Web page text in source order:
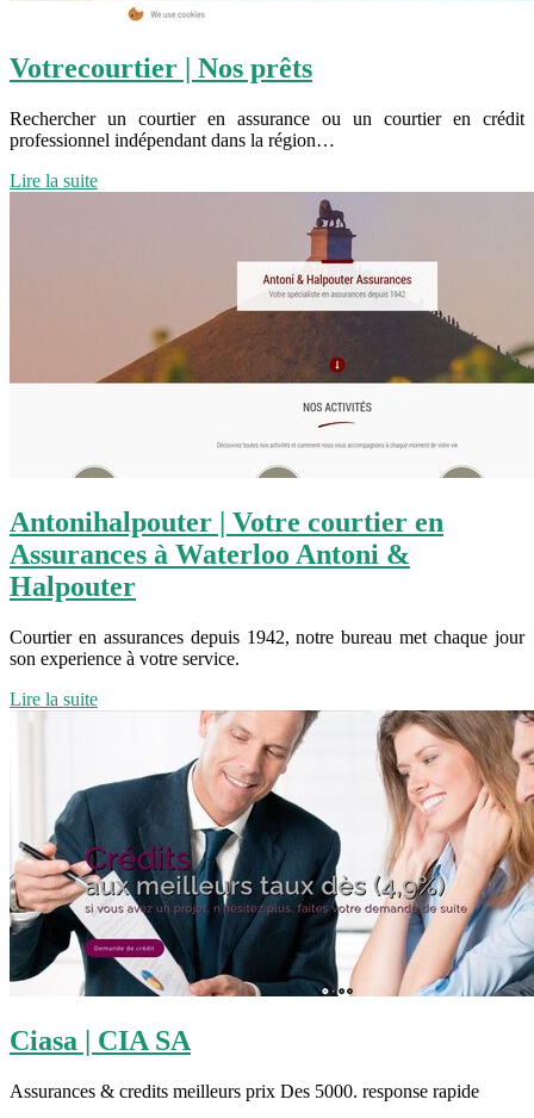
Vot­re­cour­tier | Nos prêts
Rechercher un courtier en assurance ou un courtier en crédit
professionnel indépendant dans la région…
Lire la suite
An­tonihal­pou­ter | Votre courtier en
Assurances à Waterloo Antoni &
Halpouter
Courtier en assurances depuis 1942, notre bureau met chaque jour
son experience à votre service.
Lire la suite
Ciasa | CIA SA
Assurances & credits meilleurs prix Des 5000. response rapide